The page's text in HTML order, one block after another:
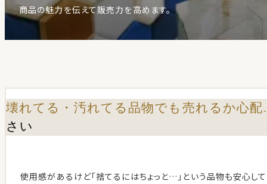
商品の魅力を伝えて販売力を高めます。
壊れてる・汚れてる品物でも売れるか心
さい
使用感があるけど「捨てるにはちょっと…」という品物も安心して